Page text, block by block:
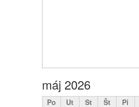
máj 2026
Po Ut St Št Pi